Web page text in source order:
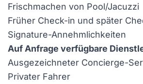
Frischmachen von Pool/Jacuzzi
Früher Check-in und später
Signature-Annehmlichkeiten
Auf Anfrage verfügbare
Ausgezeichneter Concierge-
Privater Fahrer